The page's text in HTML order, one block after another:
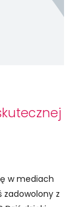
w mediach
zadowolony z